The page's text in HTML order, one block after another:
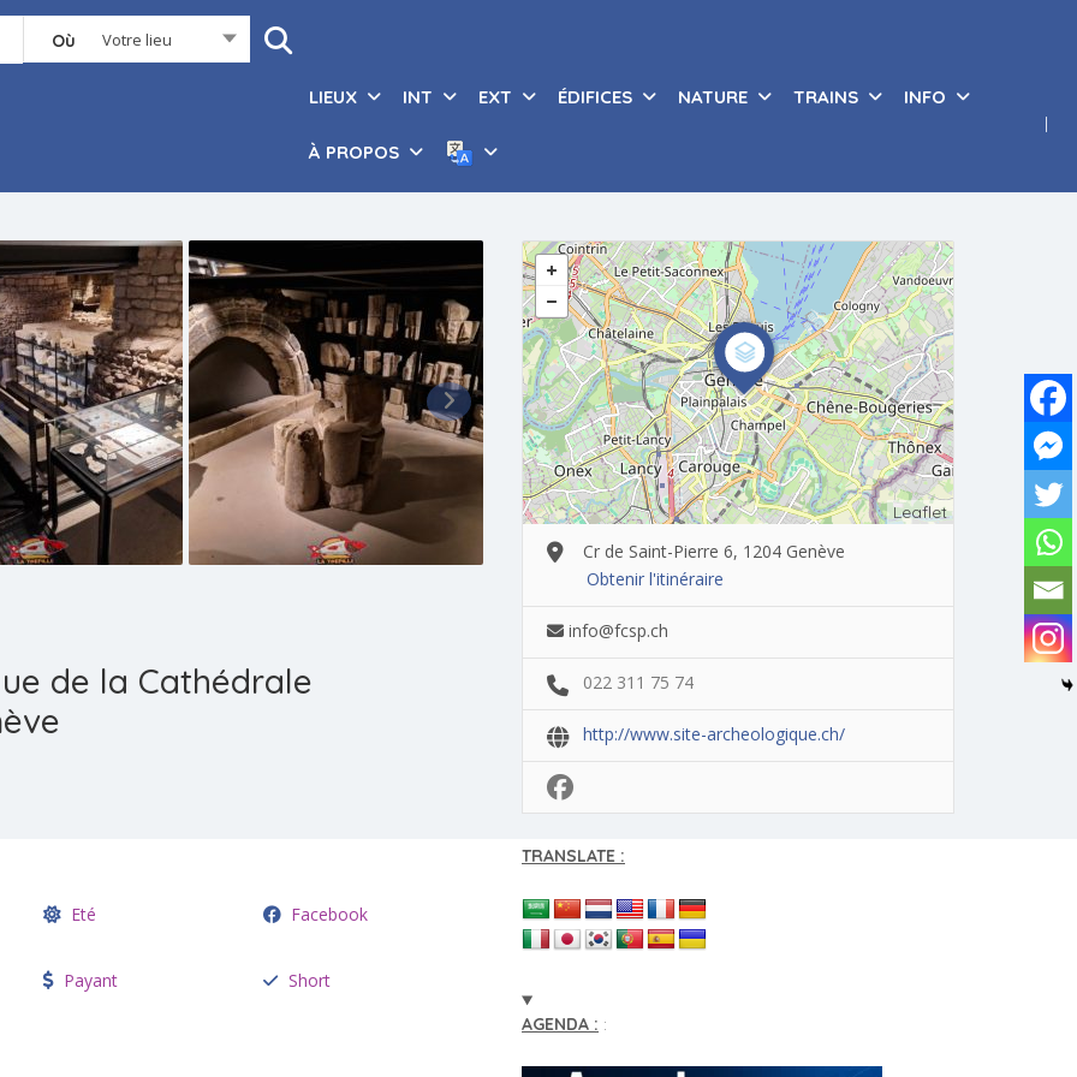
Où Votre lieu
LIEUX INT EXT ÉDIFICES NATURE TRAINS INFO
À PROPOS
de la Cathédrale
Eté Facebook
Payant Short
Leaflet
Cr de Saint-Pierre 6, 1204 Genève
Obtenir l'itinéraire
info@fcsp.ch
022 311 75 74
http://www.site-archeologique.ch/
TRANSLATE :
AGENDA : :